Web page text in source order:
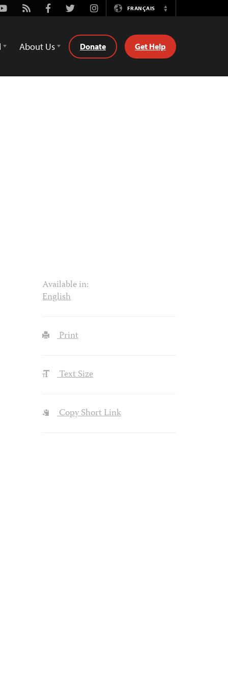
Rss FacebookTwitterInstagramFRANÇAIS
Switch
About Us Donate Get Help
Available in:
English
Print
Text Size
Copy Short Link